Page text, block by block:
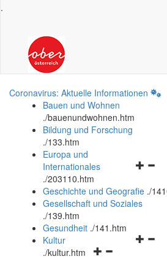
.
Coronavirus: Aktuelle Informationen
Bauen und Wohnen
./bauenundwohnen.htm
Bildung und Forschung
./133.htm
und
schließen
Europa und
Internationales
./203110.htm
Geschichte und Geografie ./
Gesellschaft und Soziales
./139.htm
Gesundheit ./141.htm
Navigationsmenü
Kultur
./kultur.htm